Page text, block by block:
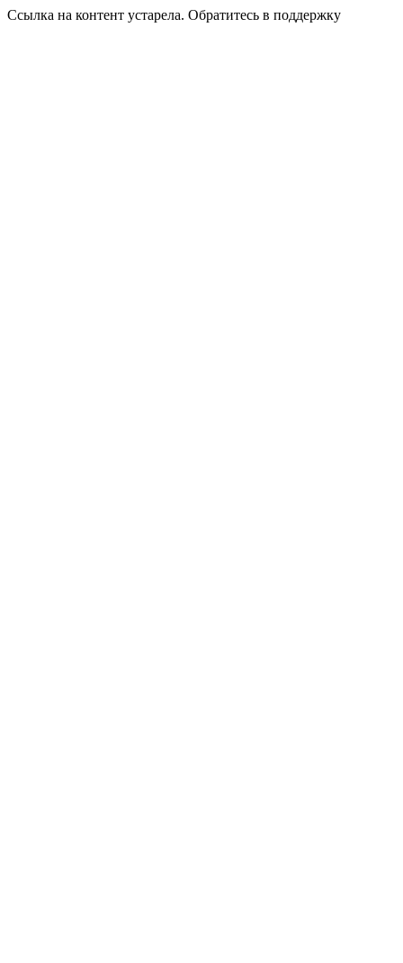
Ссылка на контент устарела. Обратитесь в поддержку